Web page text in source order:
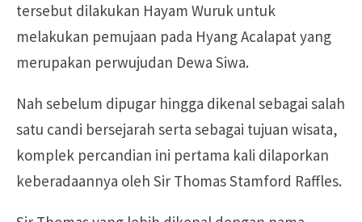
tersebut dilakukan Hayam Wuruk untuk
melakukan pemujaan pada Hyang Acalapat yang
merupakan perwujudan Dewa Siwa.
Nah sebelum dipugar hingga dikenal sebagai salah
satu candi bersejarah serta sebagai tujuan wisata,
komplek percandian ini pertama kali dilaporkan
keberadaannya oleh Sir Thomas Stamford Raffles.